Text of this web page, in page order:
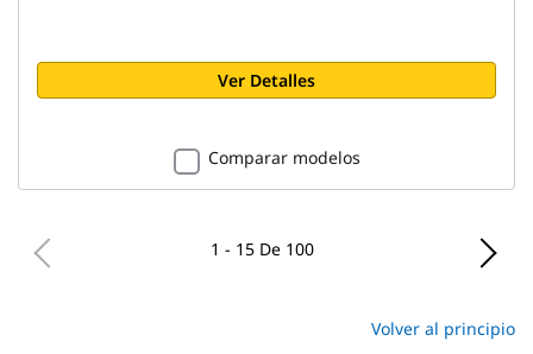
Ver Detalles
Comparar modelos
1 - 15 De 100
Volver al principio